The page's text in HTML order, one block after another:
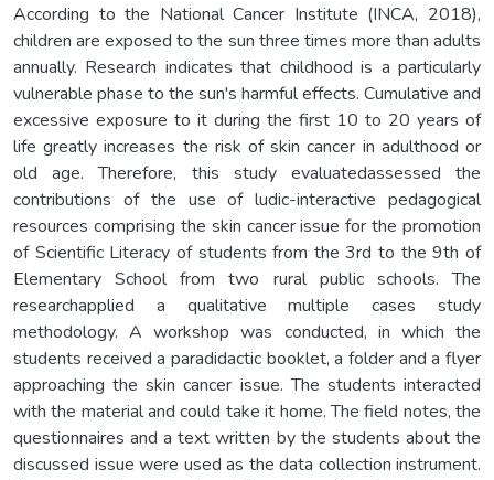
According to the National Cancer Institute (INCA, 2018),
children are exposed to the sun three times more than adults
annually. Research indicates that childhood is a particularly
vulnerable phase to the sun's harmful effects. Cumulative and
excessive exposure to it during the first 10 to 20 years of
life greatly increases the risk of skin cancer in adulthood or
old age. Therefore, this study evaluatedassessed the
contributions of the use of ludic-interactive pedagogical
resources comprising the skin cancer issue for the promotion
of Scientific Literacy of students from the 3rd to the 9th of
Elementary School from two rural public schools. The
researchapplied a qualitative multiple cases study
methodology. A workshop was conducted, in which the
students received a paradidactic booklet, a folder and a flyer
approaching the skin cancer issue. The students interacted
with the material and could take it home. The field notes, the
questionnaires and a text written by the students about the
discussed issue were used as the data collection instrument.